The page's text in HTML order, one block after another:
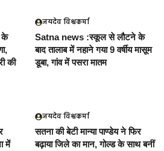
के
की
जयदेव विश्वकर्मा
Satna news :स्कूल से लौटने के
बाद तालाब में नहाने गया 9 वर्षीय मासूम
डूबा, गांव में पसरा मातम
में
जयदेव विश्वकर्मा
सतना की बेटी मान्या पाण्डेय ने फिर
बढ़ाया जिले का मान, गोल्ड के साथ बनीं